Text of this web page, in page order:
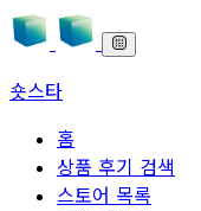
숏스타
홈
상품 후기 검색
스토어 목록